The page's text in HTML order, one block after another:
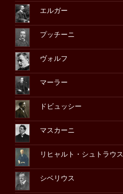
エルガー
プッチーニ
ヴォルフ
マーラー
ドビュッシー
マスカーニ
リヒャルト・シュトラウス
シベリウス